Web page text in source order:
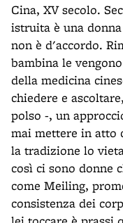
Cina, XV secolo.
istruita è una
non è d'accordo.
bambina le
della medicina
chiedere e
polso -, un
mai mettere in atto
la tradizione lo
così ci sono donne
come Meiling,
consistenza dei